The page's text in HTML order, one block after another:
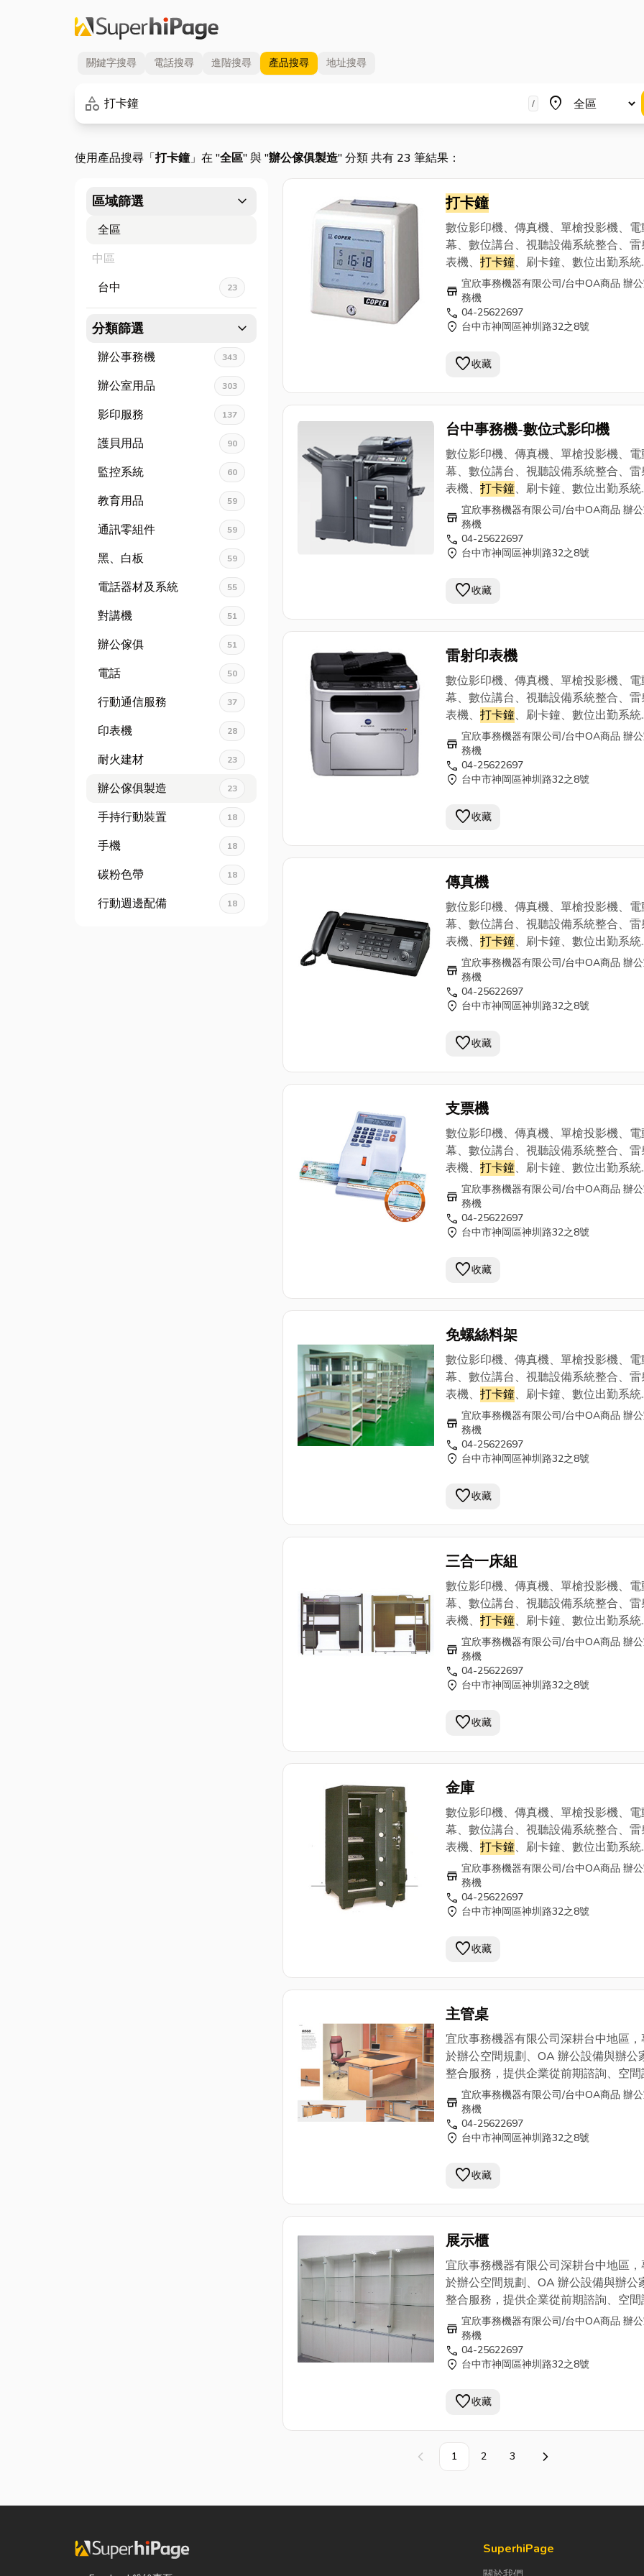
關鍵字搜尋 電話搜尋 進階搜尋 產品搜尋 地址搜尋
category
關鍵字 / place
地區
使用產品搜尋「打卡鐘」在 "全區" 與 "辦公傢俱製造" 分類 共有 23 筆結果：
區域篩選 expand_more
全區
中區
台中
23
分類篩選 expand_more
辦公事務機 343
辦公室用品 303
影印服務 137
護貝用品 90
監控系統 60
教育用品 59
通訊零組件 59
黑、白板 59
電話器材及系統 55
對講機 51
辦公傢俱 51
電話 50
行動通信服務 37
印表機 28
耐火建材 23
辦公傢俱製造 23
手持行動裝置 18
手機 18
碳粉色帶 18
行動週邊配備 18
打卡鐘
數位影印機、傳真機、單槍投影機、
幕、數位講台、視聽設備系統整合、雷
表機、打卡鐘、刷卡鐘、數位出勤系統
等， 為您準備多樣OA商品、辦公室事
及完整的銷售服務團隊。
宜欣事務機器有限公司0800-345 168
store 宜欣事務機器有限公司/台中OA商品 辦
務機
call 04-25622697
location_on 台中市神岡區神圳路32之8號
favorite收藏
台中事務機-數位式影印機
數位影印機、傳真機、單槍投影機、
幕、數位講台、視聽設備系統整合、雷
表機、打卡鐘、刷卡鐘、數位出勤系統
等， 為您準備多樣OA商品、辦公室事
及完整的銷售服務團隊。
宜欣事務機器有限公司0800-345 168
store 宜欣事務機器有限公司/台中OA商品 辦
務機
call 04-25622697
location_on 台中市神岡區神圳路32之8號
favorite收藏
雷射印表機
數位影印機、傳真機、單槍投影機、
幕、數位講台、視聽設備系統整合、雷
表機、打卡鐘、刷卡鐘、數位出勤系統
等， 為您準備多樣OA商品、辦公室事
及完整的銷售服務團隊。
宜欣事務機器有限公司0800-345 168
store 宜欣事務機器有限公司/台中OA商品 辦
務機
call 04-25622697
location_on 台中市神岡區神圳路32之8號
favorite收藏
傳真機
數位影印機、傳真機、單槍投影機、
幕、數位講台、視聽設備系統整合、雷
表機、打卡鐘、刷卡鐘、數位出勤系統
等， 為您準備多樣OA商品、辦公室事
及完整的銷售服務團隊。
宜欣事務機器有限公司0800-345 168
store 宜欣事務機器有限公司/台中OA商品 辦
務機
call 04-25622697
location_on 台中市神岡區神圳路32之8號
favorite收藏
支票機
數位影印機、傳真機、單槍投影機、
幕、數位講台、視聽設備系統整合、雷
表機、打卡鐘、刷卡鐘、數位出勤系統
等， 為您準備多樣OA商品、辦公室事
及完整的銷售服務團隊。
宜欣事務機器有限公司0800-345 168
store 宜欣事務機器有限公司/台中OA商品 辦
務機
call 04-25622697
location_on 台中市神岡區神圳路32之8號
favorite收藏
免螺絲料架
數位影印機、傳真機、單槍投影機、
幕、數位講台、視聽設備系統整合、雷
表機、打卡鐘、刷卡鐘、數位出勤系統
等， 為您準備多樣OA商品、辦公室事
及完整的銷售服務團隊。
宜欣事務機器有限公司0800-345 168
store 宜欣事務機器有限公司/台中OA商品 辦
務機
call 04-25622697
location_on 台中市神岡區神圳路32之8號
favorite收藏
三合一床組
數位影印機、傳真機、單槍投影機、
幕、數位講台、視聽設備系統整合、雷
表機、打卡鐘、刷卡鐘、數位出勤系統
等， 為您準備多樣OA商品、辦公室事
及完整的銷售服務團隊。
宜欣事務機器有限公司0800-345 168
store 宜欣事務機器有限公司/台中OA商品 辦
務機
call 04-25622697
location_on 台中市神岡區神圳路32之8號
favorite收藏
金庫
數位影印機、傳真機、單槍投影機、
幕、數位講台、視聽設備系統整合、雷
表機、打卡鐘、刷卡鐘、數位出勤系統
等， 為您準備多樣OA商品、辦公室事
及完整的銷售服務團隊。
宜欣事務機器有限公司0800-345 168
store 宜欣事務機器有限公司/台中OA商品 辦
務機
call 04-25622697
location_on 台中市神岡區神圳路32之8號
favorite收藏
主管桌
宜欣事務機器有限公司深耕台中地區
於辦公空間規劃、OA 辦公設備與辦公
整合服務，提供企業從前期諮詢、空
計、3D 規劃模擬到施工配置與預算控
一站式服務，協助打造符合實際使用需
辦公環境。 提供免費專業辦公空間規劃
透過 3D 渲染動畫、360 度參觀動線與
握整體配置，降低後續調整風險，提升
家具、辦公桌椅、辦公沙發、系統櫃、
牆櫃、屏風隔間、高隔間、網路地板、
倉儲、免螺絲貨架、鍍鉻置物架、圖櫃
櫃、防火金庫、防火窗簾、防水拉門等
與收納配置規劃。 在辦公設備與系統方
提供數位影印機、彩色複合影印機出租
射印表機、傳真機、單槍投影機、電動
幕、數位講台、視聽設備系統整合、免
話總機、打卡鐘、刷卡鐘、數位出勤系
服務。 宜欣事務機器重視服務流程與售後支
許多企業在台中辦公室規劃、OA 設備
與辦公家具配置上的長期合作夥伴。 歡迎您
937869
store 宜欣事務機器有限公司/台中OA商品 辦
務機
call 04-25622697
location_on 台中市神岡區神圳路32之8號
favorite收藏
展示櫃
宜欣事務機器有限公司深耕台中地區
於辦公空間規劃、OA 辦公設備與辦公
整合服務，提供企業從前期諮詢、空
計、3D 規劃模擬到施工配置與預算控
一站式服務，協助打造符合實際使用需
辦公環境。 提供免費專業辦公空間規劃
透過 3D 渲染動畫、360 度參觀動線與
握整體配置，降低後續調整風險，提升
家具、辦公桌椅、辦公沙發、系統櫃、
牆櫃、屏風隔間、高隔間、網路地板、
櫃、防火金庫、防火窗簾、防水拉門
提供數位影印機、彩色複合影印機出租
射印表機、傳真機、單槍投影機、電動
store 宜欣事務機器有限公司/台中OA商品 辦
務機
call 04-25622697
location_on 台中市神岡區神圳路32之8號
favorite收藏
上一頁 1 2 3 下一頁
SuperhiPage